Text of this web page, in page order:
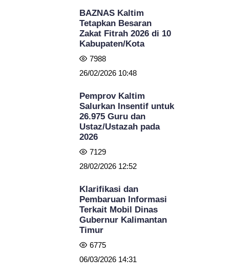
BAZNAS Kaltim
Tetapkan Besaran
Zakat Fitrah 2026 di 10
Kabupaten/Kota
7988
26/02/2026 10:48
Pemprov Kaltim
Salurkan Insentif untuk
26.975 Guru dan
Ustaz/Ustazah pada
2026
7129
28/02/2026 12:52
Klarifikasi dan
Pembaruan Informasi
Terkait Mobil Dinas
Gubernur Kalimantan
Timur
6775
06/03/2026 14:31